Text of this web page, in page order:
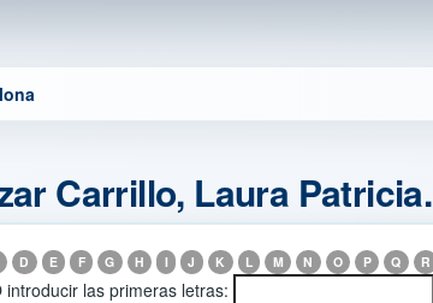
Carrillo, Laura Patricia.
D E F G H I J K L M N O P Q R
introducir las primeras letras: